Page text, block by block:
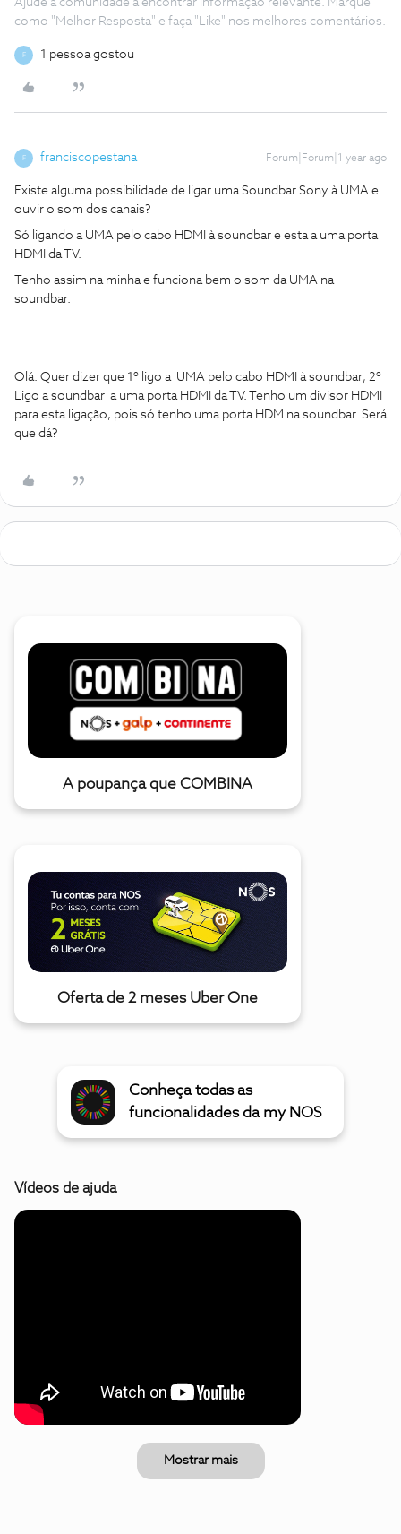
Ajude a comunidade a encontrar informação relevante. Marque
como "Melhor Resposta" e faça "Like" nos melhores comentários.
F 1 pessoa gostou
F franciscopestana Forum|Forum|1 year ago
Existe alguma possibilidade de ligar uma Soundbar Sony à UMA e
ouvir o som dos canais?
Só ligando a UMA pelo cabo HDMI à soundbar e esta a uma porta
HDMI da TV.
Tenho assim na minha e funciona bem o som da UMA na
soundbar.
Olá. Quer dizer que 1º ligo a UMA pelo cabo HDMI à soundbar; 2º
Ligo a soundbar a uma porta HDMI da TV. Tenho um divisor HDMI
para esta ligação, pois só tenho uma porta HDM na soundbar. Será
que dá?
A poupança que COMBINA
Oferta de 2 meses Uber One
Conheça todas as
funcionalidades da my NOS
Vídeos de ajuda
Mostrar mais